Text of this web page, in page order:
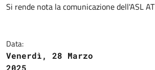
Si rende nota la comunicazione dell'ASL AT
Data:
Venerdì, 28 Marzo
2025